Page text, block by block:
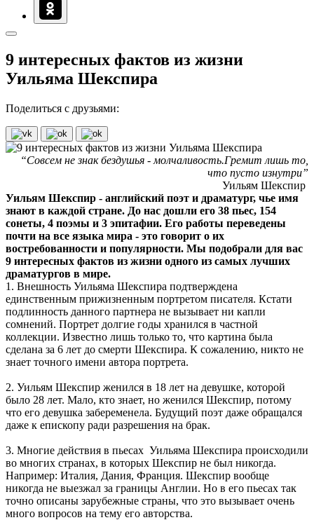
9 интересных фактов из жизни
Уильяма Шекспира
Поделиться с друзьями:
“Совсем не знак бездушья - молчаливость.Гремит лишь то,
что пусто изнутри”
Уильям Шекспир
Уильям Шекспир - английский поэт и драматург, чье имя
знают в каждой стране. До нас дошли его 38 пьес, 154
сонеты, 4 поэмы и 3 эпитафии. Его работы переведены
почти на все языка мира - это говорит о их
востребованности и популярности. Мы подобрали для вас
9 интересных фактов из жизни одного из самых лучших
драматургов в мире.
1. Внешность Уильяма Шекспира подтверждена
единственным прижизненным портретом писателя. Кстати
подлинность данного партнера не вызывает ни капли
сомнений. Портрет долгие годы хранился в частной
коллекции. Известно лишь только то, что картина была
сделана за 6 лет до смерти Шекспира. К сожалению, никто не
знает точного имени автора портрета.
2. Уильям Шекспир женился в 18 лет на девушке, которой
было 28 лет. Мало, кто знает, но женился Шекспир, потому
что его девушка забеременела. Будущий поэт даже обращался
даже к епископу ради разрешения на брак.
3. Многие действия в пьесах Уильяма Шекспира происходили
во многих странах, в которых Шекспир не был никогда.
Например: Италия, Дания, Франция. Шекспир вообще
никогда не выезжал за границы Англии. Но в его пьесах так
точно описаны зарубежные страны, что это вызывает очень
много вопросов на тему его авторства.